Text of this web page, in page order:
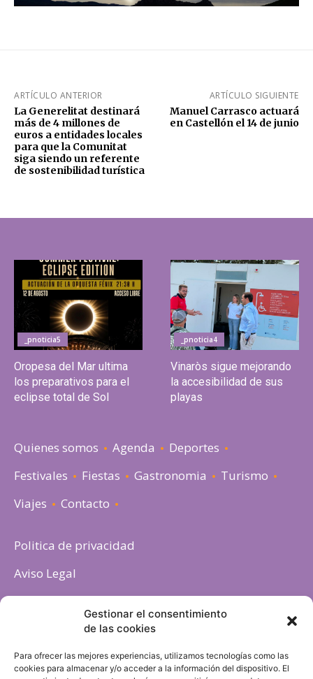
Gestionar el consentimiento
de las cookies
Para ofrecer las mejores experiencias, utilizamos tecnologías como las
cookies para almacenar y/o acceder a la información del dispositivo. El
ARTÍCULO ANTERIOR
La Generelitat destinará
más de 4 millones de
euros a entidades locales
para que la Comunitat
siga siendo un referente
de sostenibilidad turística
ARTÍCULO SIGUIENTE
Manuel Carrasco actuará
en Castellón el 14 de junio
_pnoticia5
Oropesa del Mar ultima
los preparativos para el
eclipse total de Sol
_pnoticia4
Vinaròs sigue mejorando
la accesibilidad de sus
playas
Quienes somos Agenda
Deportes
Festivales
Fiestas Gastronomia
Turismo
Viajes
Contacto
Politica de privacidad
Aviso Legal
Política de cookies